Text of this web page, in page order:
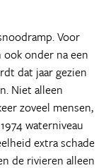
Voor
onder na een
dat jaar gezien
Niet alleen
zoveel mensen,
waterniveau
extra schade
de rivieren alleen